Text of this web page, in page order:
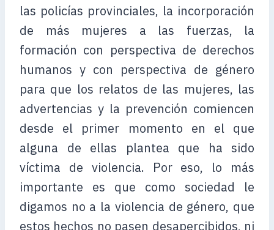
las policías provinciales, la incorporación
de más mujeres a las fuerzas, la
formación con perspectiva de derechos
humanos y con perspectiva de género
para que los relatos de las mujeres, las
advertencias y la prevención comiencen
desde el primer momento en el que
alguna de ellas plantea que ha sido
víctima de violencia. Por eso, lo más
importante es que como sociedad le
digamos no a la violencia de género, que
estos hechos no pasen desapercibidos, ni